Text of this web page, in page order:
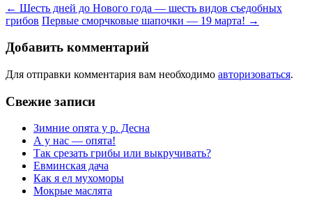
Навигация
по
записям
← Шесть дней до Нового года — шесть видов съедобных
грибов Первые сморчковые шапочки — 19 марта! →
Добавить комментарий
Для отправки комментария вам необходимо авторизоваться.
Свежие записи
Зимние опята у р. Десна
А у нас — опята!
Так срезать грибы или выкручивать?
Евминская дача
Как я ел мухоморы
Мокрые маслята